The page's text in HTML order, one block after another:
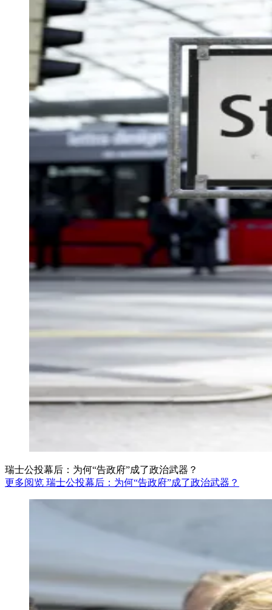
瑞士公投幕后：为何“告政府”成了政治武器？
更多阅览 瑞士公投幕后：为何“告政府”成了政治武器？